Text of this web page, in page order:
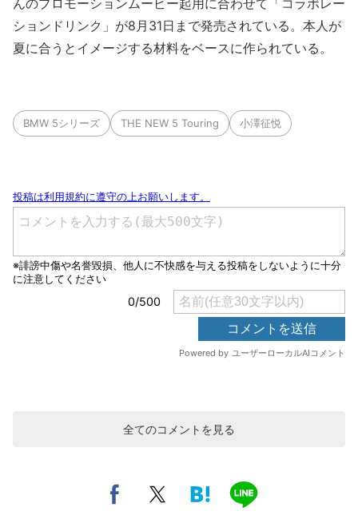
んのプロモーションムービー起用に合わせて「コラボレー
ションドリンク」が8月31日まで発売されている。本人が
夏に合うとイメージする材料をベースに作られている。
BMW 5シリーズ THE NEW 5 Touring 小澤征悦
全てのコメントを見る